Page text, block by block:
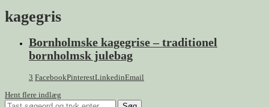
kagegris
Bornholmske kagegrise – traditionel
bornholmsk julebag
3 FacebookPinterestLinkedinEmail
Hent flere indlæg